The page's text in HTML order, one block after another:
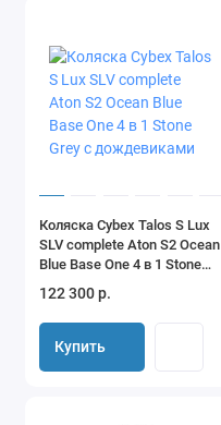
Коляска Cybex Talos S Lux
SLV complete Aton S2 Ocean
Blue Base One 4 в 1 Stone
Grey с дождевиками
122 300 р.
Купить